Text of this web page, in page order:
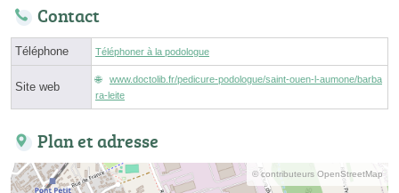
Contact
Téléphone Téléphoner à la podologue
Site web
www.doctolib.fr/pedicure-podologue/saint-ouen-l-aumone/barba
ra-leite
Plan et adresse
© contributeurs OpenStreetMap